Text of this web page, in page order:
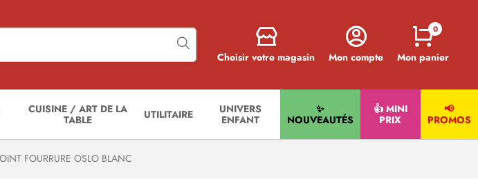
Choisir votre magasin Mon compte Mon panier
0
CUISINE / ART DE LA
TABLE
UTILITAIRE
UNIVERS
ENFANT
✨
NOUVEAUTÉS
👍 MINI
PRIX
📢
PROMOS
FOURRURE OSLO BLANC